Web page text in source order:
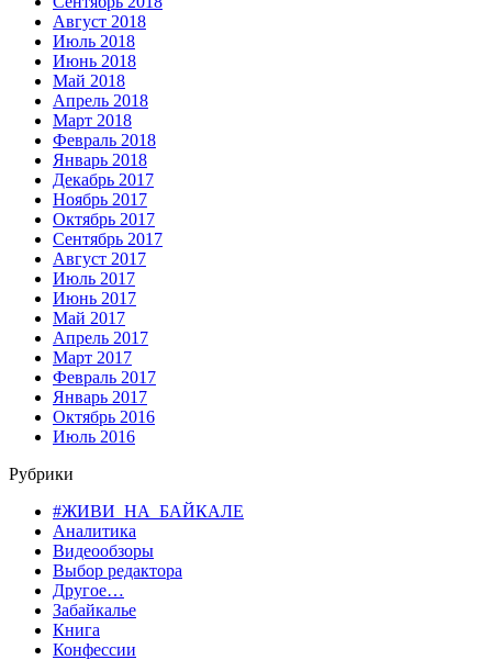
Август 2018
Июль 2018
Июнь 2018
Май 2018
Апрель 2018
Март 2018
Февраль 2018
Январь 2018
Декабрь 2017
Ноябрь 2017
Октябрь 2017
Сентябрь 2017
Август 2017
Июль 2017
Июнь 2017
Май 2017
Апрель 2017
Март 2017
Февраль 2017
Январь 2017
Октябрь 2016
Июль 2016
Рубрики
#ЖИВИ_НА_БАЙКАЛЕ
Аналитика
Видеообзоры
Выбор редактора
Другое…
Забайкалье
Книга
Конфессии